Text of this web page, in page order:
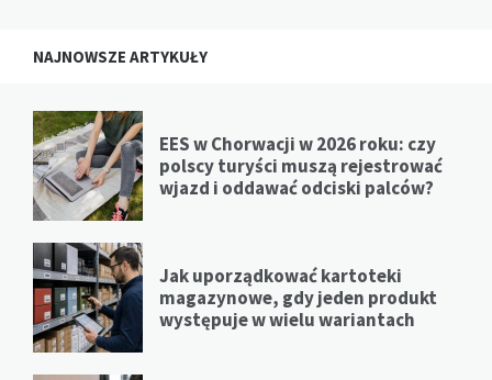
NAJNOWSZE ARTYKUŁY
EES w Chorwacji w 2026 roku: czy
polscy turyści muszą rejestrować
wjazd i oddawać odciski palców?
Jak uporządkować kartoteki
magazynowe, gdy jeden produkt
występuje w wielu wariantach